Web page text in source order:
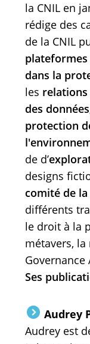
la CNIL en
rédige des
de la CNIL
plateformes
dans la
les
des données
protection
de d’
designs
comité de
différents
le droit à la
métavers,
Governance
Ses
Audrey
Audrey est